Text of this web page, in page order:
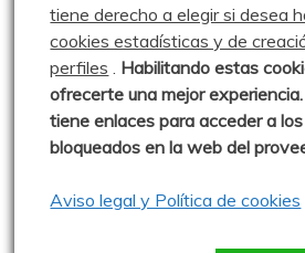
Vimos unas polillas muy pequeñas
largas. Adela
tiene derecho a elegir si desea
cookies estadísticas y de
perfiles . Habilitando estas co
ofrecerte una mejor
tiene enlaces para acceder a
bloqueados en la web del
Aviso legal y Política de cookies